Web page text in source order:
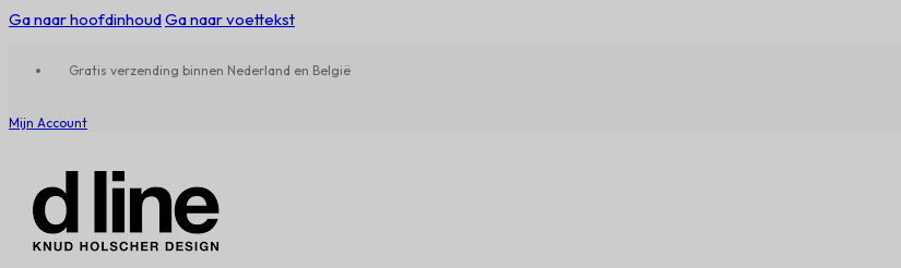
Ga naar hoofdinhoudGa naar voettekst
Gratis verzending binnen Nederland en België
Mijn Account